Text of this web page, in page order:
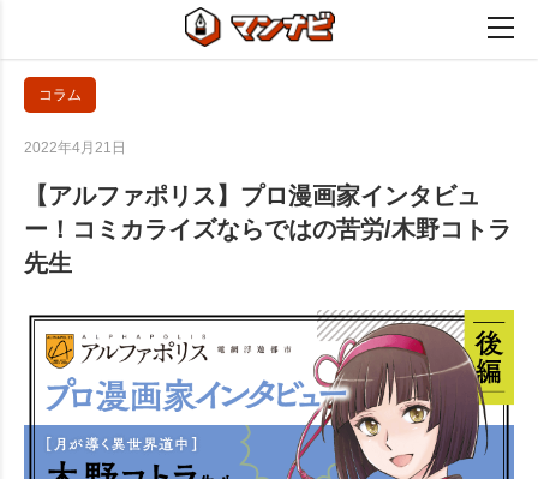
コラム
2022年4月21日
【アルファポリス】プロ漫画家インタビュ
ー！コミカライズならではの苦労/木野コトラ
先生